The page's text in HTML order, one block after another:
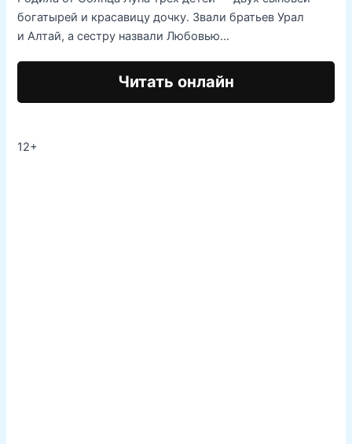
богатырей и красавицу дочку. Звали братьев Урал
и Алтай, а сестру назвали Любовью…
Читать онлайн
12+